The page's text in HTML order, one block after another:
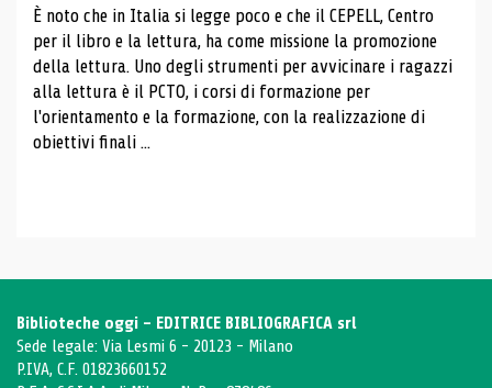
È noto che in Italia si legge poco e che il CEPELL, Centro
per il libro e la lettura, ha come missione la promozione
della lettura. Uno degli strumenti per avvicinare i ragazzi
alla lettura è il PCTO, i corsi di formazione per
l'orientamento e la formazione, con la realizzazione di
obiettivi finali ...
Biblioteche oggi - EDITRICE BIBLIOGRAFICA srl
Sede legale: Via Lesmi 6 - 20123 - Milano
P.IVA, C.F. 01823660152